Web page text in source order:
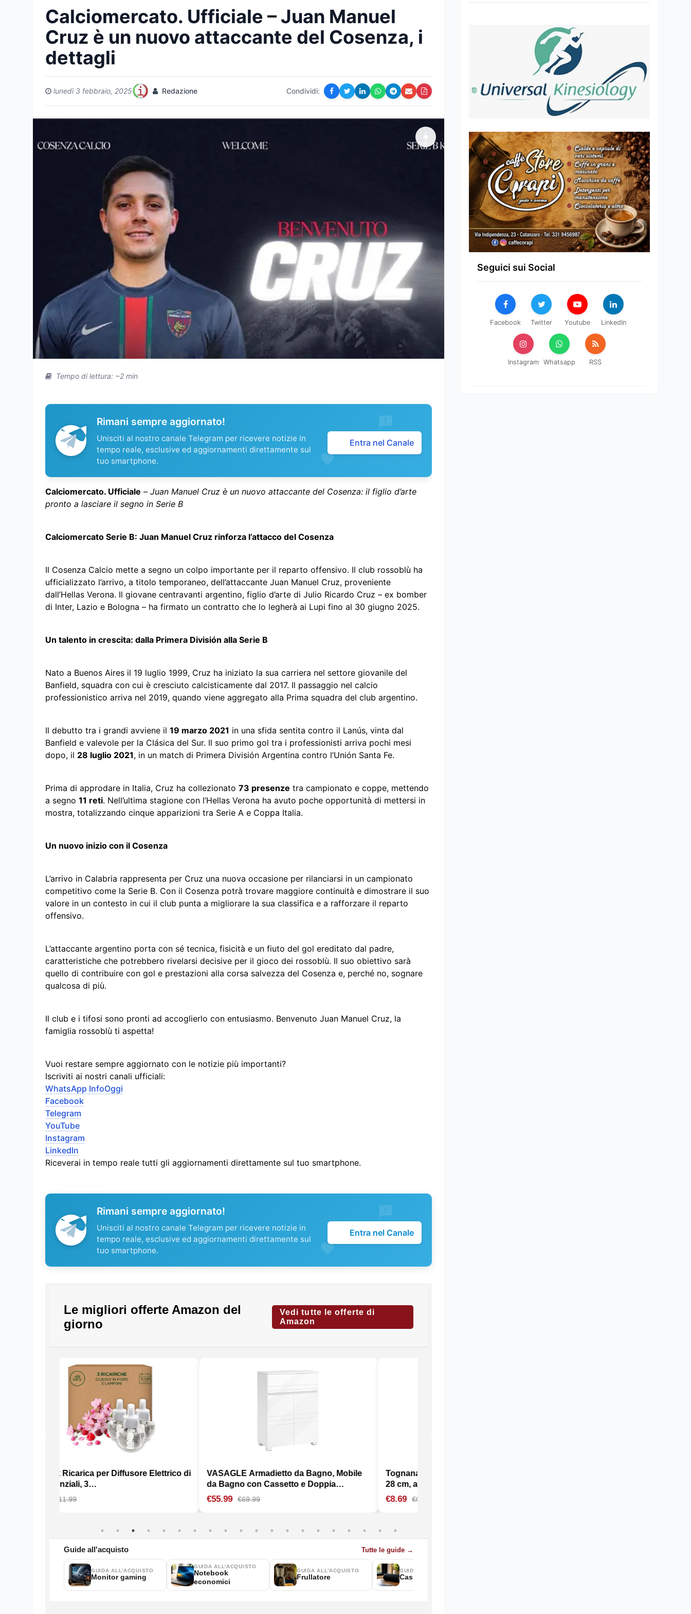
Calciomercato. Ufficiale – Juan Manuel
Cruz è un nuovo attaccante del Cosenza, i
dettagli
lunedì 3 febbraio, 2025 Redazione Condividi:
Tempo di lettura: ~2 min
Rimani sempre aggiornato!
Unisciti al nostro canale Telegram per ricevere notizie in
tempo reale, esclusive ed aggiornamenti direttamente sul
tuo smartphone.
Entra nel Canale
Calciomercato. Ufficiale – Juan Manuel Cruz è un nuovo attaccante del Cosenza: il figlio d’arte
pronto a lasciare il segno in Serie B
Calciomercato Serie B: Juan Manuel Cruz rinforza l’attacco del Cosenza
Il Cosenza Calcio mette a segno un colpo importante per il reparto offensivo. Il club rossoblù ha
ufficializzato l’arrivo, a titolo temporaneo, dell’attaccante Juan Manuel Cruz, proveniente
dall’Hellas Verona. Il giovane centravanti argentino, figlio d’arte di Julio Ricardo Cruz – ex bomber
di Inter, Lazio e Bologna – ha firmato un contratto che lo legherà ai Lupi fino al 30 giugno 2025.
Un talento in crescita: dalla Primera División alla Serie B
Nato a Buenos Aires il 19 luglio 1999, Cruz ha iniziato la sua carriera nel settore giovanile del
Banfield, squadra con cui è cresciuto calcisticamente dal 2017. Il passaggio nel calcio
professionistico arriva nel 2019, quando viene aggregato alla Prima squadra del club argentino.
Il debutto tra i grandi avviene il 19 marzo 2021 in una sfida sentita contro il Lanús, vinta dal
Banfield e valevole per la Clásica del Sur. Il suo primo gol tra i professionisti arriva pochi mesi
dopo, il 28 luglio 2021, in un match di Primera División Argentina contro l’Unión Santa Fe.
Prima di approdare in Italia, Cruz ha collezionato 73 presenze tra campionato e coppe, mettendo
a segno 11 reti. Nell’ultima stagione con l’Hellas Verona ha avuto poche opportunità di mettersi in
mostra, totalizzando cinque apparizioni tra Serie A e Coppa Italia.
Un nuovo inizio con il Cosenza
L’arrivo in Calabria rappresenta per Cruz una nuova occasione per rilanciarsi in un campionato
competitivo come la Serie B. Con il Cosenza potrà trovare maggiore continuità e dimostrare il suo
valore in un contesto in cui il club punta a migliorare la sua classifica e a rafforzare il reparto
offensivo.
L’attaccante argentino porta con sé tecnica, fisicità e un fiuto del gol ereditato dal padre,
caratteristiche che potrebbero rivelarsi decisive per il gioco dei rossoblù. Il suo obiettivo sarà
quello di contribuire con gol e prestazioni alla corsa salvezza del Cosenza e, perché no, sognare
qualcosa di più.
Il club e i tifosi sono pronti ad accoglierlo con entusiasmo. Benvenuto Juan Manuel Cruz, la
famiglia rossoblù ti aspetta!
Vuoi restare sempre aggiornato con le notizie più importanti?
Iscriviti ai nostri canali ufficiali:
WhatsApp InfoOggi
Facebook
Telegram
YouTube
Instagram
LinkedIn
Riceverai in tempo reale tutti gli aggiornamenti direttamente sul tuo smartphone.
Rimani sempre aggiornato!
Unisciti al nostro canale Telegram per ricevere notizie in
tempo reale, esclusive ed aggiornamenti direttamente sul
tuo smartphone.
Entra nel Canale
Seguici sui Social
Facebook Twitter Youtube LinkedIn
Instagram Whatsapp RSS